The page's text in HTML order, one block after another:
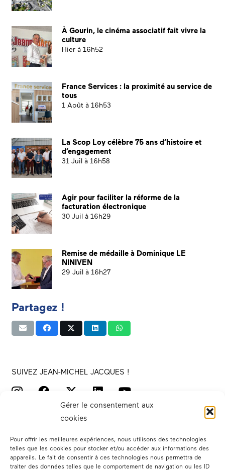
Gérer le consentement aux
cookies
Pour offrir les meilleures expériences, nous utilisons des technologies
telles que les cookies pour stocker et/ou accéder aux informations des
appareils. Le fait de consentir à ces technologies nous permettra de
traiter des données telles que le comportement de navigation ou les ID
À Gourin, le cinéma associatif fait vivre la
culture
Hier à 16h52
France Services : la proximité au service de
tous
1 Août à 16h53
La Scop Loy célèbre 75 ans d’histoire et
d’engagement
31 Juil à 16h58
Agir pour faciliter la réforme de la
facturation électronique
30 Juil à 16h29
Remise de médaille à Dominique LE
NINIVEN
29 Juil à 16h27
Partagez !
SUIVEZ JEAN-MICHEL JACQUES !
Votre député